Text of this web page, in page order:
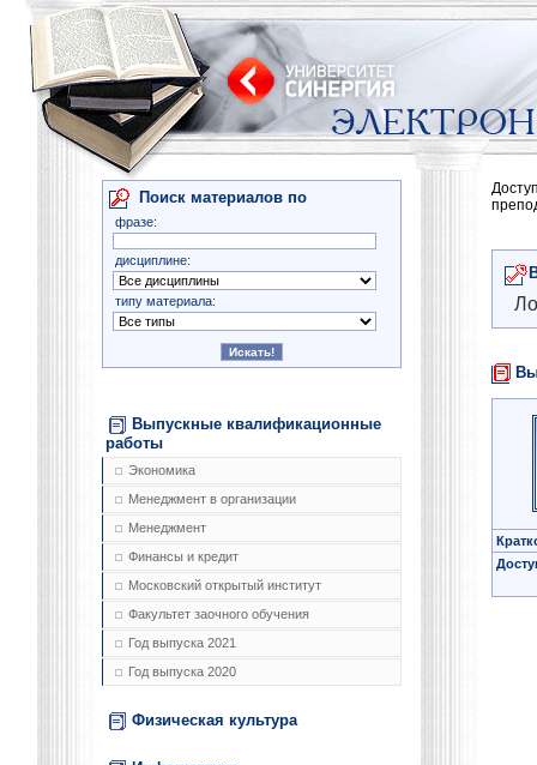
Поиск материалов по
фразе:
дисциплине:
типу материала:
Выпускные квалификационные
работы
Экономика
Менеджмент в организации
Менеджмент
Финансы и кредит
Московский открытый институт
Факультет заочного обучения
Год выпуска 2021
Год выпуска 2020
Физическая культура